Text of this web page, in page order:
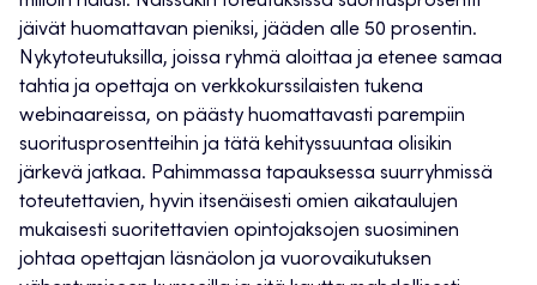
jäivät huomattavan pieniksi, jääden alle 50 prosentin.
Nykytoteutuksilla, joissa ryhmä aloittaa ja etenee samaa
tahtia ja opettaja on verkkokurssilaisten tukena
webinaareissa, on päästy huomattavasti parempiin
suoritusprosentteihin ja tätä kehityssuuntaa olisikin
järkevä jatkaa. Pahimmassa tapauksessa suurryhmissä
toteutettavien, hyvin itsenäisesti omien aikataulujen
mukaisesti suoritettavien opintojaksojen suosiminen
johtaa opettajan läsnäolon ja vuorovaikutuksen